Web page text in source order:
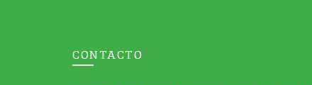
CONTACTO